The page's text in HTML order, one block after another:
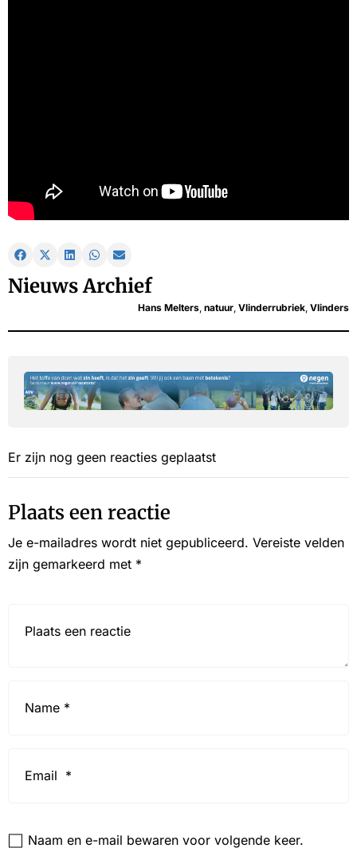
Nieuws Archief
Hans Melters, natuur, Vlinderrubriek, Vlinders
Er zijn nog geen reacties geplaatst
Plaats een reactie
Je e-mailadres wordt niet gepubliceerd. Vereiste velden
zijn gemarkeerd met *
Naam en e-mail bewaren voor volgende keer.